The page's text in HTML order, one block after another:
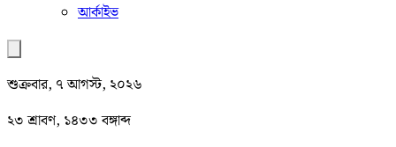
আর্কাইভ
শুক্রবার, ৭ আগস্ট, ২০২৬
২৩ শ্রাবণ, ১৪৩৩ বঙ্গাব্দ